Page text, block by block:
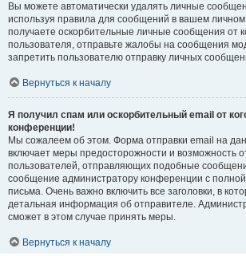
Вы можете автоматически удалять личные
используя правила для сообщений в вашем
получаете оскорбительные личные сообщения от
пользователя, отправьте жалобы на сообщения
запретить пользователю отправку личных
Вернуться к началу
Я получил спам или оскорбительный email от
конференции!
Мы сожалеем об этом. Форма отправки email на
включает меры предосторожности и возможность
пользователей, отправляющих подобные
сообщение администратору конференции с
письма. Очень важно включить все заголовки, в
детальная информация об отправителе.
сможет в этом случае принять меры.
Вернуться к началу